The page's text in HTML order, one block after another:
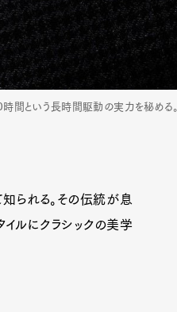
時間という長時間駆動の実力を秘める。
られる。その伝統が息
イルにクラシックの美学